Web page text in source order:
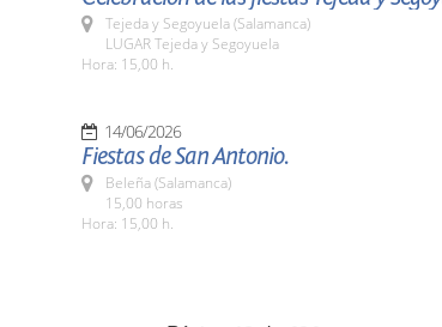
Tejeda y Segoyuela (Salamanca)
LUGAR Tejeda y Segoyuela
Hora: 15,00 h.
14/06/2026
Fiestas de San Antonio.
Beleña (Salamanca)
15,00 horas
Hora: 15,00 h.